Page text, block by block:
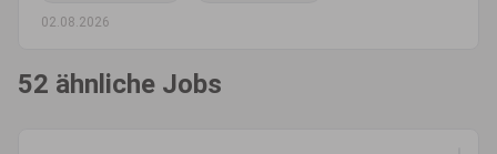
02.08.2026
52 ähnliche Jobs